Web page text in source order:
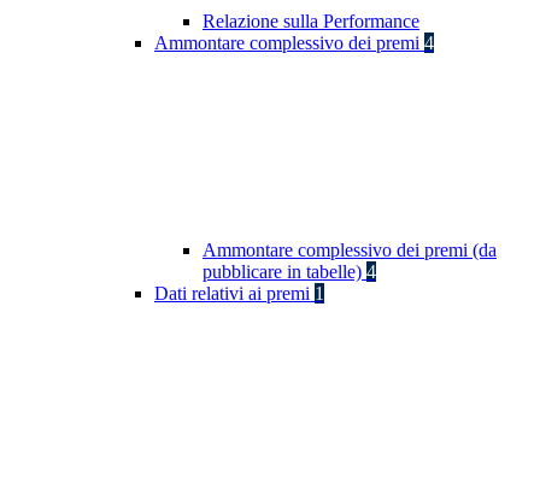
Relazione sulla Performance
Ammontare complessivo dei premi 4
Ammontare complessivo dei premi (da
pubblicare in tabelle) 4
Dati relativi ai premi 1